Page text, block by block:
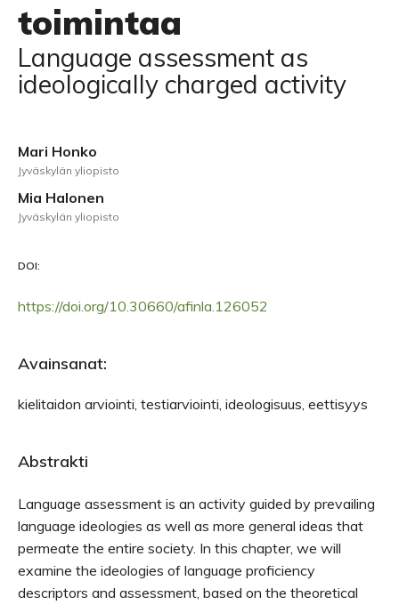
toimintaa
Language assessment as
ideologically charged activity
Mari Honko
Jyväskylän yliopisto
Mia Halonen
Jyväskylän yliopisto
DOI:
https://doi.org/10.30660/afinla.126052
Avainsanat:
kielitaidon arviointi, testiarviointi, ideologisuus, eettisyys
Abstrakti
Language assessment is an activity guided by prevailing
language ideologies as well as more general ideas that
permeate the entire society. In this chapter, we will
examine the ideologies of language proficiency
descriptors and assessment, based on the theoretical